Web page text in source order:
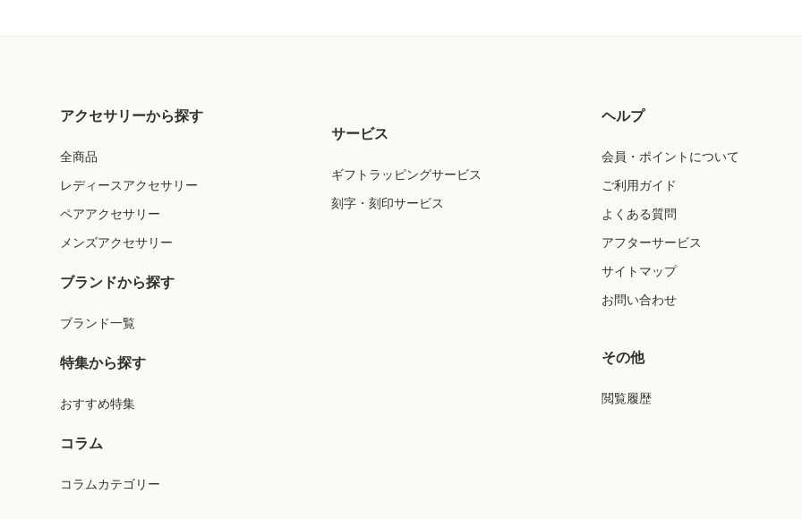
アクセサリーから探す
全商品
レディースアクセサリー
ペアアクセサリー
メンズアクセサリー
ブランドから探す
ブランド一覧
特集から探す
おすすめ特集
コラム
コラムカテゴリー
サービス
ギフトラッピングサービス
刻字・刻印サービス
ヘルプ
会員・ポイントについて
ご利用ガイド
よくある質問
アフターサービス
サイトマップ
お問い合わせ
その他
閲覧履歴